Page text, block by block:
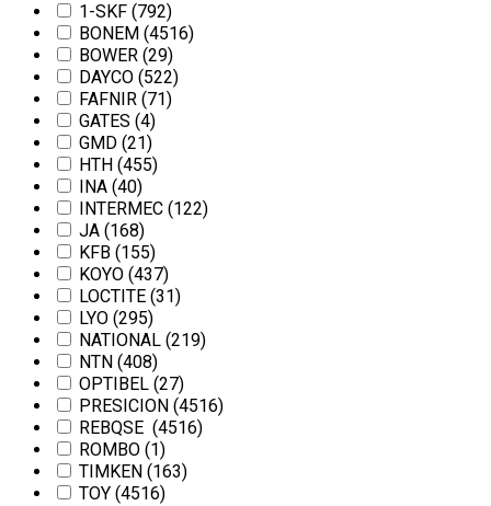
1-SKF (792)
BONEM (4516)
BOWER (29)
DAYCO (522)
FAFNIR (71)
GATES (4)
GMD (21)
HTH (455)
INA (40)
INTERMEC (122)
JA (168)
KFB (155)
KOYO (437)
LOCTITE (31)
LYO (295)
NATIONAL (219)
NTN (408)
OPTIBEL (27)
PRESICION (4516)
REBQSE (4516)
ROMBO (1)
TIMKEN (163)
TOY (4516)